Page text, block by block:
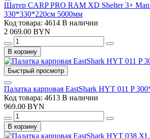
Шатер CARP PRO RAM XD Shelter 3+ Man
330*330*220см 5000мм
Код товара: 4614 В наличии
2 069.00 BYN
В корзину
Быстрый просмотр
Палатка карповая EastShark HYT 011 P
Код товара: 4613 В наличии
969.00 BYN
В корзину